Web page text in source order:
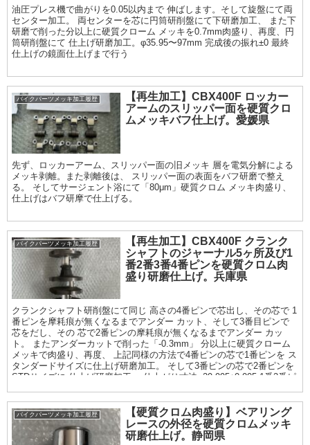
油圧プレス機で曲がりを0.05以内まで 伸ばします。そして旋盤にて両
センター加工。 両センターを芯に円筒研削盤にて下研磨加工、 また下
研磨で削った分以上に硬質クローム メッキを0.7mm肉盛り、再度、円
筒研削盤にて 仕上げ研磨加工。φ35.95〜97mm 完成後の振れ±0 最終
仕上げの鏡面仕上げまで行う
バイクパーツメッキ加工履歴
【再生加工】CBX400F ロッカー
アームのスリッパー面を硬質クロ
ムメッキバフ仕上げ。愛媛県
先ず、ロッカーアーム、スリッパー面の旧メッキ 層を電気分解による
メッキ剥離。また剥離後は、 スリッパー面の表面をバフ研磨で整え
る。 そしてサージェント浴にて「80μm」硬質クロム メッキ肉盛り、
仕上げはバフ研摩で仕上げる。
バイクパーツメッキ加工履歴
【再生加工】CBX400F クランク
シャフトのジャーナル5ヶ所及び1
番2番3番4番ピンを硬質クロム肉
盛り研磨仕上げ。兵庫県
クランクシャフト研削盤にて同じ 高さの4番ピンで芯出し、その芯で 1
番ピンを摩耗痕が無くなるまでアンダー カット、そして3番目ピンで
芯をだし、その 芯で2番ピンの摩耗痕が無くなるまでアンダー カッ
ト。 またアンダーカットで削った「-0.3mm」 分以上に硬質クローム
メッキで肉盛り、再度、 上記同様の方法で4番ピンの芯で1番ピンを ス
タンダードサイズに仕上げ研磨加工。 そして3番ピンの芯で2番ピンを
STDサイズに 仕上げ研磨加工。 仕上がり寸法φ29.995±0.005 1番2番ピ
ッキで肉盛り、再度、1番 2番ピンの芯で3番4番ピンをスタンダード サ
イズに仕上げ研磨加工。 仕上がり寸法φ29.995±0.005 最終仕上げは、
耐摩耗性の向上として全ヶ所 ラッピング仕上げまで
バイクパーツメッキ加工履歴
【硬質クロム肉盛り】ベアリング
レースの外径を硬質クロムメッキ
研磨仕上げ。静岡県